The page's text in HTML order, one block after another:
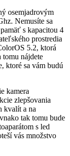
osemjadrovým
Nemusíte sa
s kapacitou 4
prostredia
5.2, ktorá
nájdete
ktoré sa vám budú
kamera
zlepšovania
kvalít a na
tak tomu bude
s led
vás množstvo